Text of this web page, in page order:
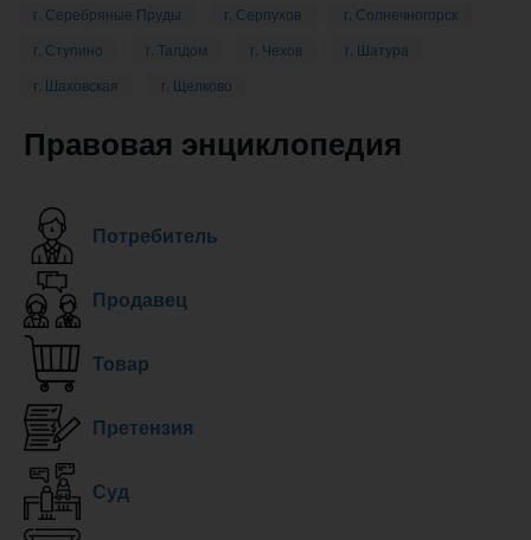
г. Серебряные Пруды
г. Серпухов
г. Солнечногорск
г. Ступино
г. Талдом г. Чехов
г. Шатура
г. Шаховская
г. Щелково
Правовая энциклопедия
Потребитель
Продавец
Товар
Претензия
Суд